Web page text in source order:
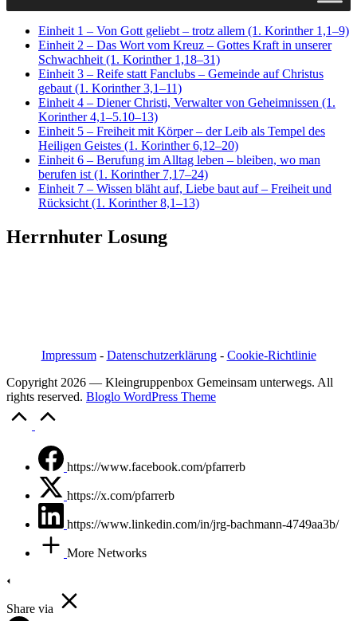
Einheit 1 – Von Gott geliebt – trotz allem (1. Korinther 1,1–9)
Einheit 2 – Das Wort vom Kreuz – Gottes Kraft in unserer
Schwachheit (1. Korinther 1,18–31)
Einheit 3 – Reife statt Fanclubs – Gemeinde auf Christus
gebaut (1. Korinther 3,1–11)
Einheit 4 – Diener Christi, Verwalter von Geheimnissen (1.
Korinther 4,1–5.10–13)
Einheit 5 – Freiheit mit Körper – der Leib als Tempel des
Heiligen Geistes (1. Korinther 6,12–20)
Einheit 6 – Berufung im Alltag leben – bleiben, wo man
berufen ist (1. Korinther 7,17–24)
Einheit 7 – Wissen bläht auf, Liebe baut auf – Freiheit und
Rücksicht (1. Korinther 8,1–13)
Herrnhuter Losung
Impressum- Datenschutzerklärung- Cookie-Richtlinie
Copyright 2026 — Kleingruppenbox Gemeinsam unterwegs. All
rights reserved. Bloglo WordPress Theme
https://www.facebook.com/pfarrerb
https://x.com/pfarrerb
https://www.linkedin.com/in/jrg-bachmann-4749aa3b/
More Networks
Share via